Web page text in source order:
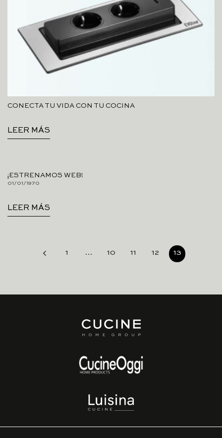
CONECTA TU VIDA CON TU COCINA
LEER MÁS
¡ESTRENAMOS WEB!
01/01/1970
LEER MÁS
1 … 10 11 12 13